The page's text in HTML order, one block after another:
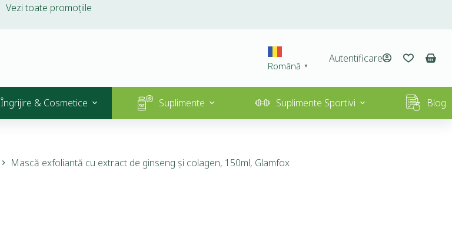
Vezi toate promoțiile
Română ▼
Autentificare
Îngrijire & Cosmetice Suplimente Suplimente Sportivi Blog
Mască exfoliantă cu extract de ginseng și colagen, 150ml, Glamfox